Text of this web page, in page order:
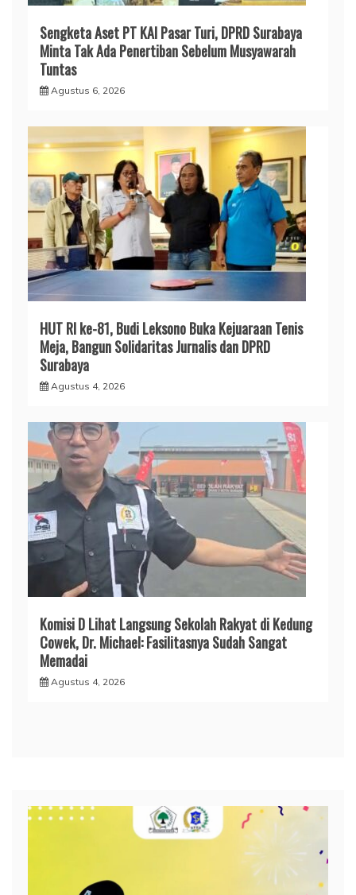
Sengketa Aset PT KAI Pasar Turi, DPRD Surabaya
Minta Tak Ada Penertiban Sebelum Musyawarah
Tuntas
Agustus 6, 2026
HUT RI ke-81, Budi Leksono Buka Kejuaraan Tenis
Meja, Bangun Solidaritas Jurnalis dan DPRD
Surabaya
Agustus 4, 2026
Komisi D Lihat Langsung Sekolah Rakyat di Kedung
Cowek, Dr. Michael: Fasilitasnya Sudah Sangat
Memadai
Agustus 4, 2026